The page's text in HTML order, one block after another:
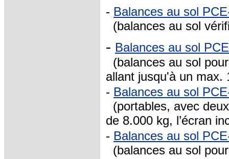
- Balances au sol
(balances au sol
- Balances au sol
(balances au sol
allant jusqu'à un max.
- Balances au sol
(portables, avec
de 8.000 kg, l’écran
- Balances au sol
(balances au sol